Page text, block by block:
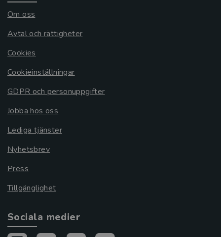
Om oss
Avtal och rättigheter
Cookies
Cookieinställningar
GDPR och personuppgifter
Jobba hos oss
Lediga tjänster
Nyhetsbrev
Press
Tillgänglighet
Sociala medier